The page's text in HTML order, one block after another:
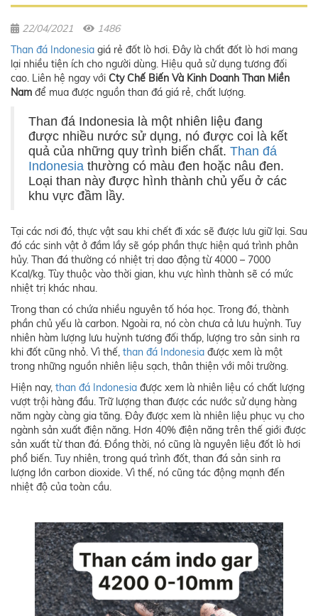
22/04/2021
1486
Than đá Indonesia giá rẻ đốt lò hơi. Đây là chất đốt lò hơi mang
lại nhiều tiện ích cho người dùng. Hiệu quả sử dụng tương đối
cao. Liên hệ ngay với Cty Chế Biến Và Kinh Doanh Than Miền
Nam để mua được nguồn than đá giá rẻ, chất lượng.
Than đá Indonesia là một nhiên liệu đang
được nhiều nước sử dụng, nó được coi là kết
quả của những quy trình biến chất. Than đá
Indonesia thường có màu đen hoặc nâu đen.
Loại than này được hình thành chủ yếu ở các
khu vực đầm lầy.
Tại các nơi đó, thực vật sau khi chết đi xác sẽ được lưu giữ lại. Sau
đó các sinh vật ở đầm lầy sẽ góp phần thực hiện quá trình phân
hủy. Than đá thường có nhiệt trị dao động từ 4000 – 7000
Kcal/kg. Tùy thuộc vào thời gian, khu vực hình thành sẽ có mức
nhiệt trị khác nhau.
Trong than có chứa nhiều nguyên tố hóa học. Trong đó, thành
phần chủ yếu là carbon. Ngoài ra, nó còn chưa cả lưu huỳnh. Tuy
nhiên hàm lượng lưu huỳnh tương đối thấp, lượng tro sản sinh ra
khi đốt cũng nhỏ. Vì thế, than đá Indonesia được xem là một
trong những nguồn nhiên liệu sạch, thân thiện với môi trường.
Hiện nay, than đá Indonesia được xem là nhiên liệu có chất lượng
vượt trội hàng đầu. Trữ lượng than được các nước sử dụng hàng
năm ngày càng gia tăng. Đây được xem là nhiên liệu phục vụ cho
ngành sản xuất điện năng. Hơn 40% điện năng trên thế giới được
sản xuất từ than đá. Đồng thời, nó cũng là nguyên liệu đốt lò hơi
phổ biến. Tuy nhiên, trong quá trình đốt, than đá sản sinh ra
lượng lớn carbon dioxide. Vì thế, nó cũng tác động mạnh đến
nhiệt độ của toàn cầu.